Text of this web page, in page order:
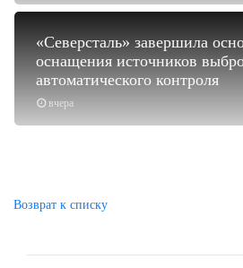
вчера
«Северсталь» завершила
оснащения источников
автоматического контроля
Возврат к списку